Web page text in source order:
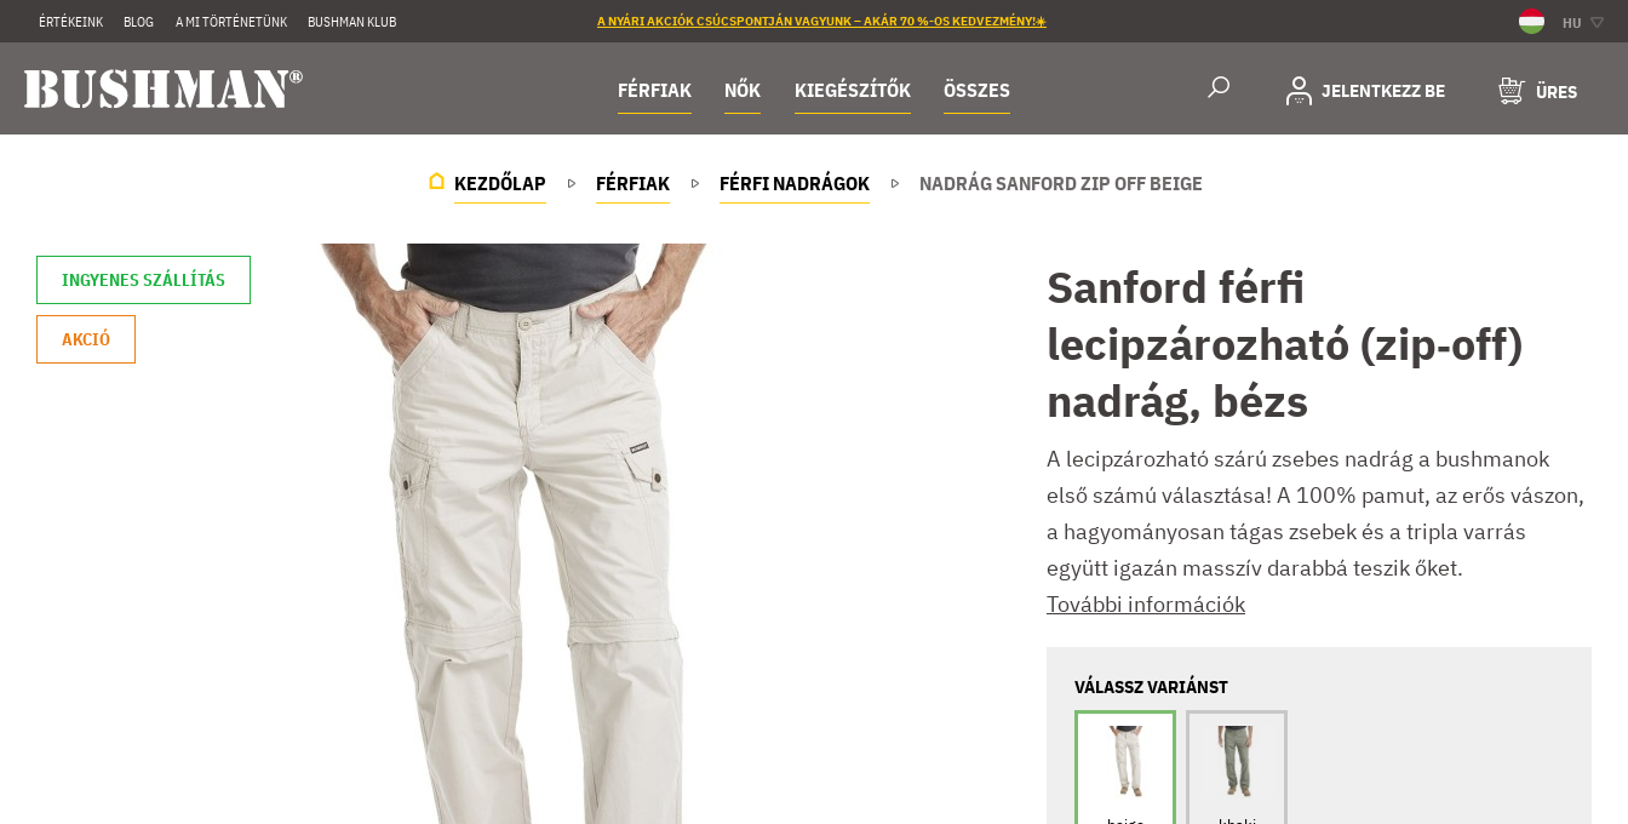
ÉRTÉKEINK BLOG A MI TÖRTÉNETÜNK BUSHMAN KLUB A NYÁRI AKCIÓK CSÚCSPONTJÁN VAGYUNK – AKÁR 70 %-OS KEDVEZMÉNY!☀️ HU
FÉRFIAK NŐK KIEGÉSZÍTŐK ÖSSZES JELENTKEZZ BE ÜRES
KEZDŐLAP FÉRFIAK FÉRFI NADRÁGOK NADRÁG SANFORD ZIP OFF BEIGE
INGYENES SZÁLLÍTÁS
AKCIÓ
Sanford férfi
lecipzározható (zip‑off)
nadrág, bézs
A lecipzározható szárú zsebes nadrág a bushmanok
első számú választása! A 100% pamut, az erős vászon,
a hagyományosan tágas zsebek és a tripla varrás
együtt igazán masszív darabbá teszik őket.
További információk
VÁLASSZ VARIÁNST